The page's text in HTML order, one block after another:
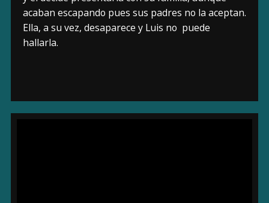
acaban escapando pues sus padres no la aceptan.
Ella, a su vez, desaparece y Luis no puede
hallarla.